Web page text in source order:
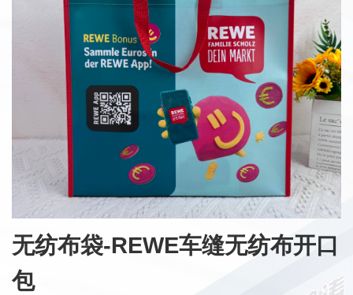
无纺布袋-REWE车缝无纺布开口
包